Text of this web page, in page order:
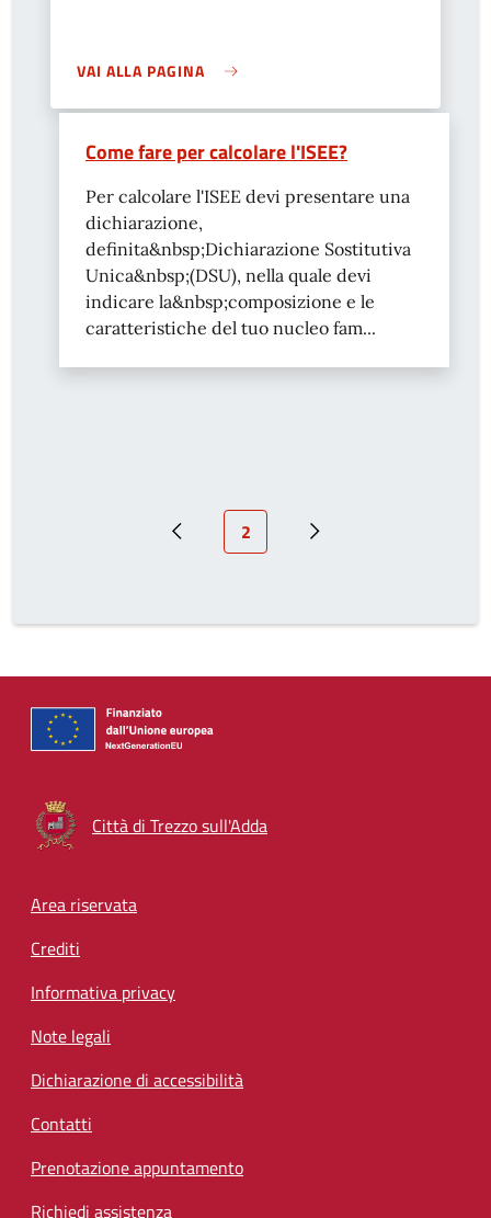
VAI ALLA PAGINA
Come fare per calcolare l'ISEE?
Per calcolare l'ISEE devi presentare una
dichiarazione,
definita&nbsp;Dichiarazione Sostitutiva
Unica&nbsp;(DSU), nella quale devi
indicare la&nbsp;composizione e le
caratteristiche del tuo nucleo fam...
Pagina precedente
Pagina attuale
2 Prossima pagina
Città di Trezzo sull'Adda
Footer menu
Area riservata
Crediti
Informativa privacy
Note legali
Dichiarazione di accessibilità
Contatti
Prenotazione appuntamento
Richiedi assistenza